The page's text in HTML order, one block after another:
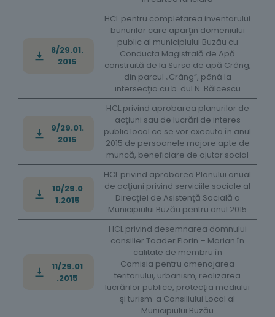
8/29.01.
2015
HCL pentru completarea inventarului
bunurilor care aparţin domeniului
public al municipiului Buzău cu
Conducta Magistrală de Apă
construită de la Sursa de apă Crâng,
din parcul „Crâng”, până la
intersecţia cu b. dul N. Bălcescu
9/29.01.
2015
HCL privind aprobarea planurilor de
acţiuni sau de lucrări de interes
public local ce se vor executa în anul
2015 de persoanele majore apte de
muncă, beneficiare de ajutor social
10/29.0
1.2015
HCL privind aprobarea Planului anual
de acţiuni privind serviciile sociale al
Direcţiei de Asistenţă Socială a
Municipiului Buzău pentru anul 2015
11/29.01
.2015
HCL privind desemnarea domnului
consilier Toader Florin – Marian în
calitate de membru în
Comisia pentru amenajarea
teritoriului, urbanism, realizarea
lucrărilor publice, protecţia mediului
şi turism a Consiliului Local al
Municipiului Buzău